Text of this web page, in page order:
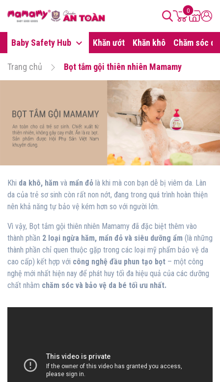
0
Baby Safety Hub Khăn ướt Khăn khô Chăm sóc da
Trang chủ Bọt tắm gội thiên nhiên Mamamy
Khi da khô, hăm và mẩn đỏ là khi mà con bạn dễ bị viêm da. Làn
da của trẻ sơ sinh còn rất non nớt, đang trong quá trình hoàn thiện
nên khả năng tự bảo vệ kém hơn so với người lớn.
Vì vậy, Bọt tắm gội thiên nhiên Mamamy đã đặc biệt thêm vào
thành phần 2 loại ngừa hăm, mẩn đỏ và siêu dưỡng ẩm (là những
thành phần chỉ quen thuộc gặp trong các loại mỹ phẩm bảo vệ da
cao cấp) kết hợp với công nghệ đầu phun tạo bọt – một công
nghệ mới nhất hiện nay để phát huy tối đa hiệu quả của các dưỡng
chất nhằm chăm sóc và bảo vệ da bé tối ưu nhất.